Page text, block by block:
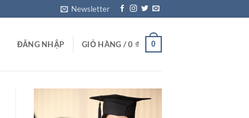
Newsletter
ĐĂNG NHẬP GIỎ HÀNG /0 ₫ 0